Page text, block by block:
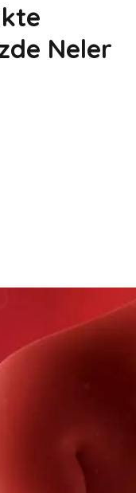
Neler